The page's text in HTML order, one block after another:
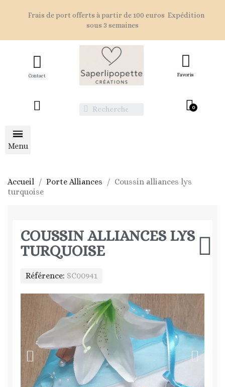
Frais de port offerts à partir de 100 euros Expédition
sous 3 semaines
Contact Favoris
Accueil Porte Alliances
Coussin alliances lys
turquoise
COUSSIN ALLIANCES LYS
TURQUOISE
Référence SC00941